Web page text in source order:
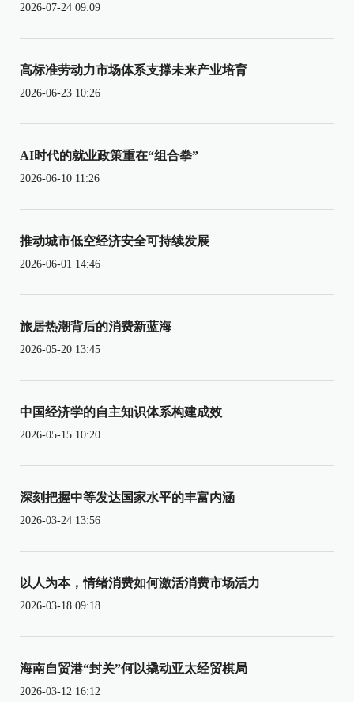
2026-07-24 09:09
高标准劳动力市场体系支撑未来产业培育
2026-06-23 10:26
AI时代的就业政策重在“组合拳”
2026-06-10 11:26
推动城市低空经济安全可持续发展
2026-06-01 14:46
旅居热潮背后的消费新蓝海
2026-05-20 13:45
中国经济学的自主知识体系构建成效
2026-05-15 10:20
深刻把握中等发达国家水平的丰富内涵
2026-03-24 13:56
以人为本，情绪消费如何激活消费市场活力
2026-03-18 09:18
海南自贸港“封关”何以撬动亚太经贸棋局
2026-03-12 16:12